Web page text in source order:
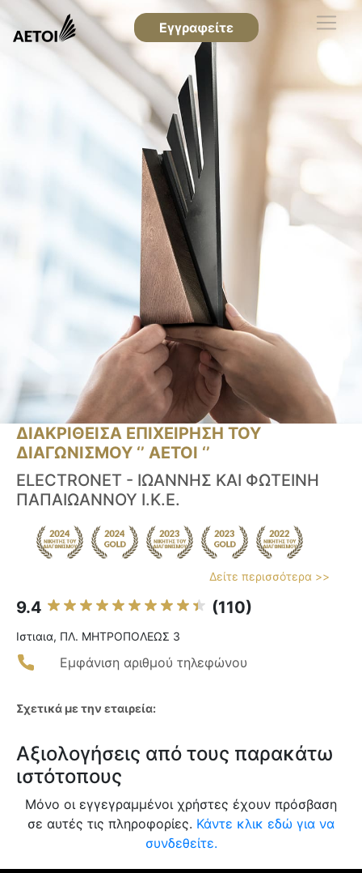
Εγγραφείτε
ΔΙΑΚΡΙΘΕΙΣΑ ΕΠΙΧΕΙΡΗΣΗ ΤΟΥ
ΔΙΑΓΩΝΙΣΜΟΥ ‘’ ΑΕΤΟΙ ‘’
ELECTRONET - ΙΩΑΝΝΗΣ ΚΑΙ ΦΩΤΕΙΝΗ
ΠΑΠΑΙΩΑΝΝΟΥ Ι.Κ.Ε.
Δείτε περισσότερα >>
9.4 (110)
Ιστιαια, ΠΛ. ΜΗΤΡΟΠΟΛΕΩΣ 3
Εμφάνιση αριθμού τηλεφώνου
Σχετικά με την εταιρεία:
Αξιολογήσεις από τους παρακάτω
ιστότοπους
Μόνο οι εγγεγραμμένοι χρήστες έχουν πρόσβαση
σε αυτές τις πληροφορίες. Κάντε κλικ εδώ για να
συνδεθείτε.